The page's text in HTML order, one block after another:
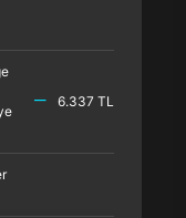
6.337 TL